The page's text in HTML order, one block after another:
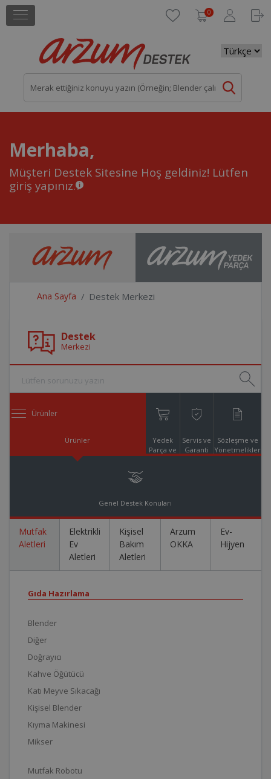
0
Merhaba,
Müşteri Destek Sitesine Hoş geldiniz! Lütfen
giriş yapınız.
Ana Sayfa Destek Merkezi
Destek
Merkezi
Ürünler
Ürünler
Yedek
Parça ve
Servis ve
Garanti
Sözleşme ve
Yönetmelikler
Genel Destek Konuları
Mutfak
Aletleri
Elektrikli
Ev
Aletleri
Kişisel
Bakım
Aletleri
Arzum
OKKA
Ev-
Hijyen
Gıda Hazırlama
Blender
Diğer
Doğrayıcı
Kahve Öğütücü
Katı Meyve Sıkacağı
Kişisel Blender
Kıyma Makinesi
Mikser
Mutfak Robotu